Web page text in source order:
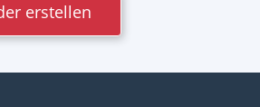
erstellen